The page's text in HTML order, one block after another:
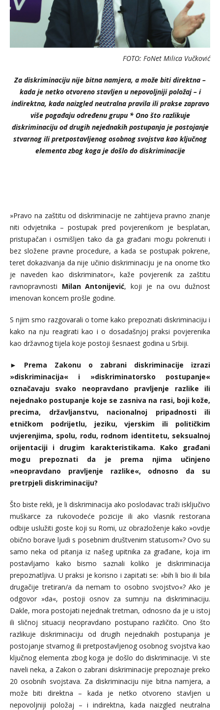
FOTO: FoNet Milica Vučković
Za diskriminaciju nije bitna namjera, a može biti direktna –
kada je netko otvoreno stavljen u nepovoljniji položaj – i
indirektna, kada naizgled neutralna pravila ili prakse zapravo
više pogađaju određenu grupu * Ono što razlikuje
diskriminaciju od drugih nejednakih postupanja je postojanje
stvarnog ili pretpostavljenog osobnog svojstva kao ključnog
elementa zbog koga je došlo do diskriminacije
»Pravo na zaštitu od diskriminacije ne zahtijeva pravno znanje
niti odvjetnika – postupak pred povjerenikom je besplatan,
pristupačan i osmišljen tako da ga građani mogu pokrenuti i
bez složene pravne procedure, a kada se postupak pokrene,
teret dokazivanja da nije učinio diskriminaciju je na onome tko
je naveden kao diskriminator«, kaže povjerenik za zaštitu
ravnopravnosti Milan Antonijević, koji je na ovu dužnost
imenovan koncem prošle godine.
S njim smo razgovarali o tome kako prepoznati diskriminaciju i
kako na nju reagirati kao i o dosadašnjoj praksi povjerenika
kao državnog tijela koje postoji šesnaest godina u Srbiji.
► Prema Zakonu o zabrani diskriminacije izrazi
»diskriminacija« i »diskriminatorsko postupanje«
označavaju svako neopravdano pravljenje razlike ili
nejednako postupanje koje se zasniva na rasi, boji kože,
precima, državljanstvu, nacionalnoj pripadnosti ili
etničkom podrijetlu, jeziku, vjerskim ili političkim
uvjerenjima, spolu, rodu, rodnom identitetu, seksualnoj
orijentaciji i drugim karakteristikama. Kako građani
mogu prepoznati da je prema njima učinjeno
»neopravdano pravljenje razlike«, odnosno da su
pretrpjeli diskriminaciju?
Što biste rekli, je li diskriminacija ako poslodavac traži isključivo
muškarce za rukovodeće pozicije ili ako vlasnik restorana
odbije uslužiti goste koji su Romi, uz obrazloženje kako »ovdje
obično borave ljudi s posebnim društvenim statusom«? Ovo su
samo neka od pitanja iz našeg upitnika za građane, koja im
postavljamo kako bismo saznali koliko je diskriminacija
prepoznatljiva. U praksi je korisno i zapitati se: »bih li bio ili bila
drugačije tretiran/a da nemam to osobno svojstvo«? Ako je
odgovor »da«, postoji osnov za sumnju na diskriminaciju.
Dakle, mora postojati nejednak tretman, odnosno da je u istoj
ili sličnoj situaciji neopravdano postupano različito. Ono što
razlikuje diskriminaciju od drugih nejednakih postupanja je
postojanje stvarnog ili pretpostavljenog osobnog svojstva kao
ključnog elementa zbog koga je došlo do diskriminacije. Vi ste
naveli neka, a Zakon o zabrani diskriminacije prepoznaje preko
20 osobnih svojstava. Za diskriminaciju nije bitna namjera, a
može biti direktna – kada je netko otvoreno stavljen u
nepovoljniji položaj – i indirektna, kada naizgled neutralna